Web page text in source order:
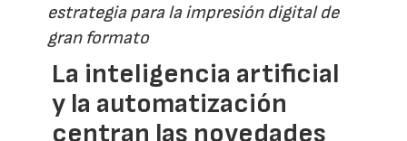
estrategia para la impresión digital de
gran formato
La inteligencia artificial
y la automatización
centran las novedades